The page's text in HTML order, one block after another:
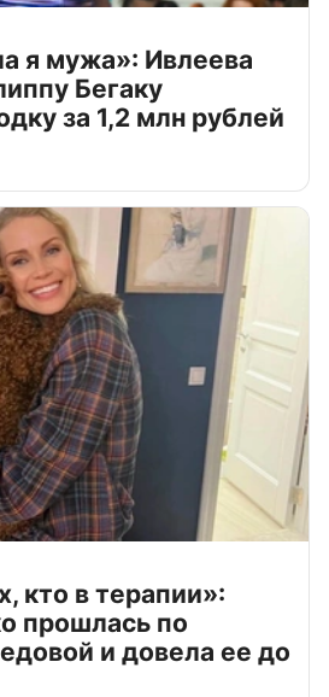
я мужа»: Ивлеева
Бегаку
за 1,2 млн рублей
кто в терапии»:
прошлась по
и довела ее до